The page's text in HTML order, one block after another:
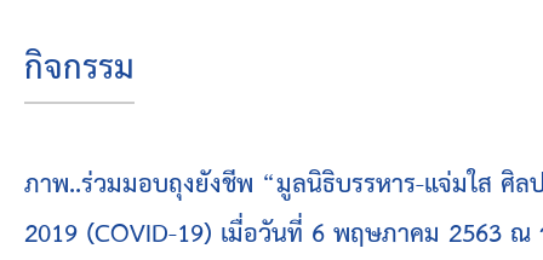
โครงสร้างองค์กร
โครงสร้างการแบ่งส่วนราชการ
วิสัยทัศน์
กิจกรรม
ภาพ..ร่วมมอบถุงยังชีพ “มูลนิธิบรรหาร-แจ่มใส ศิล
2019 (COVID-19) เมื่อวันที่ 6 พฤษภาคม 2563